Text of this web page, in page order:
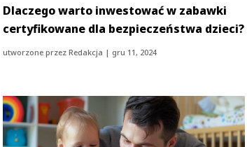
Dlaczego warto inwestować w zabawki
certyfikowane dla bezpieczeństwa dzieci?
utworzone przezRedakcja | gru 11, 2024